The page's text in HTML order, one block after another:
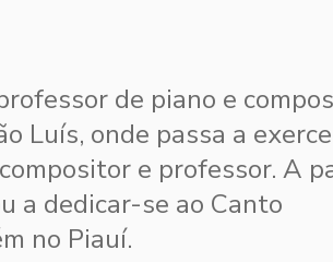
de piano e
Luís, onde passa a
e professor. A
a dedicar-se ao Canto
no Piauí.